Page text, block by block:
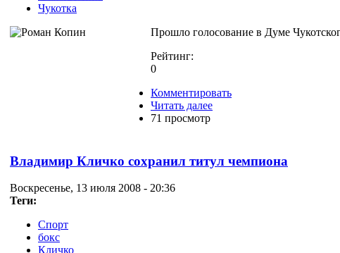
Чукотка
Прошло голосование в Думе
Рейтинг:
0
Комментировать
Читать далее
71 просмотр
Владимир Кличко сохранил титул чемпиона
Воскресенье, 13 июля 2008 - 20:36
Теги:
Спорт
бокс
Кличко